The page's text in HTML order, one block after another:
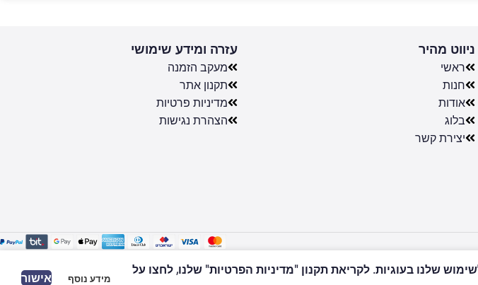
ניווט מהיר
ראשי
חנות
אודות
בלוג
יצירת קשר
עזרה ומידע שימושי
מעקב הזמנה
תקנון אתר
מדיניות פרטיות
הצהרת נגישות
שלנו בעוגיות. לקריאת תקנון "מדיניות הפרטיות" שלנו, לחצו על
מידע נוסף אישור